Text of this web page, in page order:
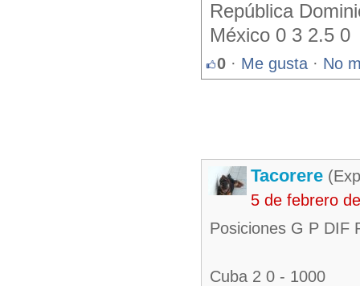
República
México 0 3 2.5 0
0 · Me gusta · No
Tacorere
5 de febrero
Posiciones G P DIF
Cuba 2 0 - 1000